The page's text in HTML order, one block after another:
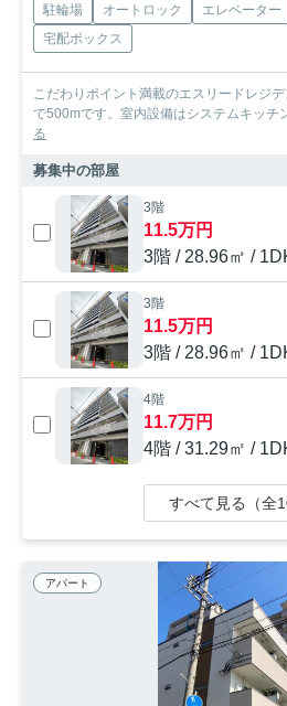
駐輪場 オートロック エレベーター
宅配ボックス
こだわりポイント満載のエスリードレジ
で500mです。室内設備はシステムキッチ
る
募集中の部屋
3階
11.5万円
3階 / 28.96㎡ /
3階
11.5万円
3階 / 28.96㎡ /
4階
11.7万円
4階 / 31.29㎡ /
すべて見る（全
アパート